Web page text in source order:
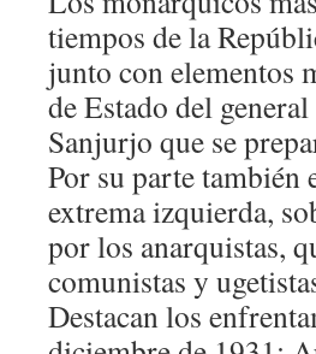
tiempos de la
junto con elementos
de Estado del general
Sanjurjo que se
Por su parte
extrema izquierda,
por los anarquistas,
comunistas y
Destacan los